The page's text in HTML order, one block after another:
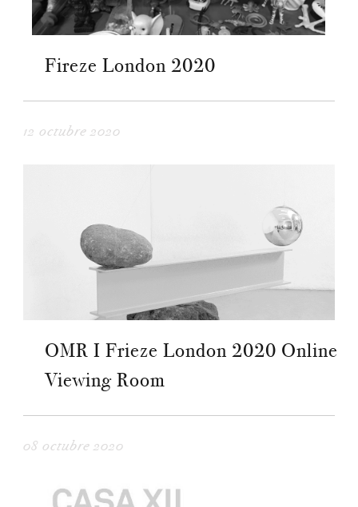
Fireze London 2020
12 octubre 2020
OMR I Frieze London 2020 Online
Viewing Room
08 octubre 2020